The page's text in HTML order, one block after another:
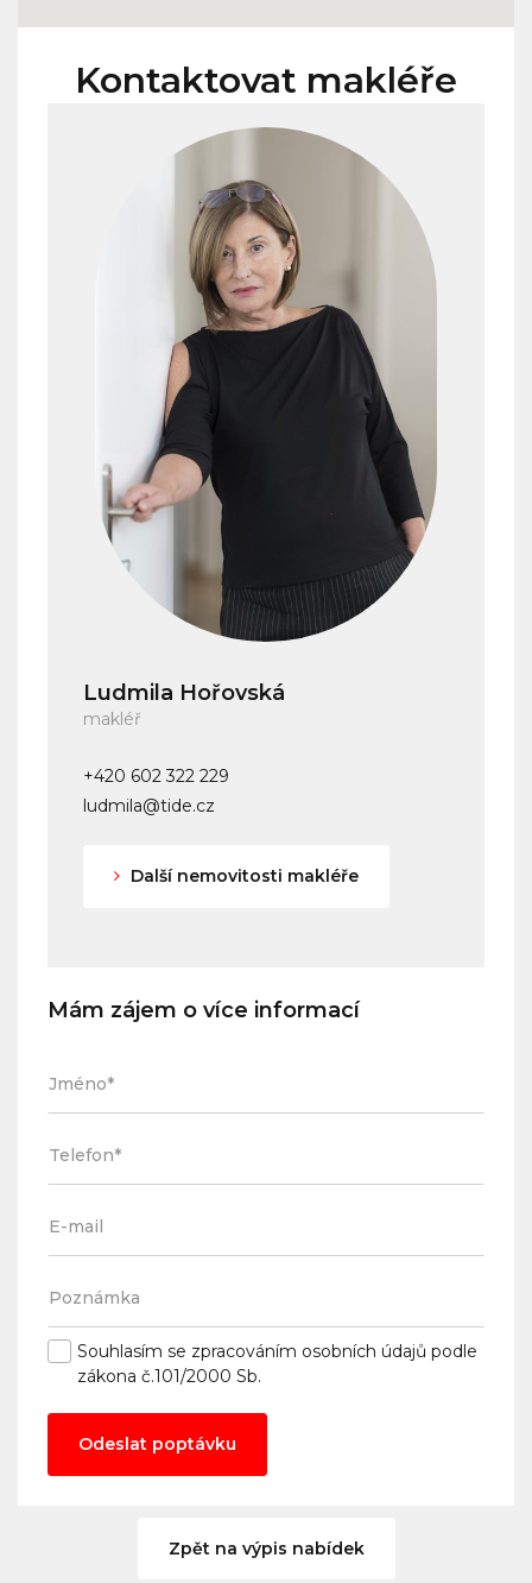
Kontaktovat makléře
Ludmila Hořovská
makléř
+420 602 322 229
ludmila@tide.cz
Další nemovitosti makléře
Mám zájem o více informací
Souhlasím se zpracováním osobních údajů podle
zákona č.101/2000 Sb.
Odeslat poptávku
Zpět na výpis nabídek